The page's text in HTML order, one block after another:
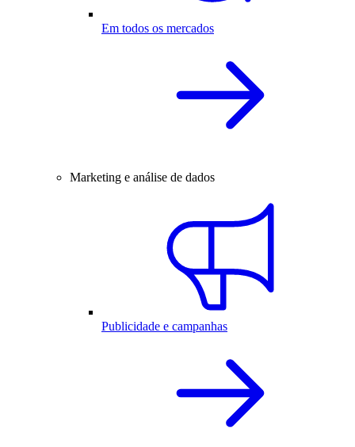
Em todos os mercados
Marketing e análise de dados
Publicidade e campanhas